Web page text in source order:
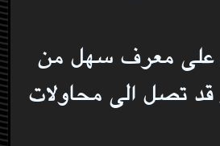
على معرف سهل من
تصل الى محاولات